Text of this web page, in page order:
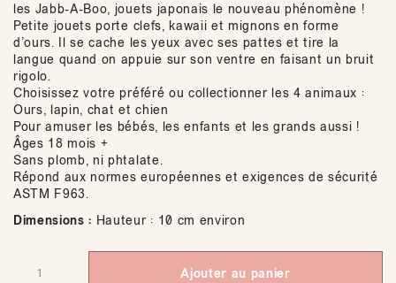
les Jabb-A-Boo, jouets japonais le nouveau phénomène !
Petite jouets porte clefs, kawaii et mignons en forme
d’ours. Il se cache les yeux avec ses pattes et tire la
langue quand on appuie sur son ventre en faisant un bruit
rigolo.
Choisissez votre préféré ou collectionner les 4 animaux :
Ours, lapin, chat et chien
Pour amuser les bébés, les enfants et les grands aussi !
Âges 18 mois +
Sans plomb, ni phtalate.
Répond aux normes européennes et exigences de sécurité
ASTM F963.
Dimensions : Hauteur : 10 cm environ
Ajouter au panier